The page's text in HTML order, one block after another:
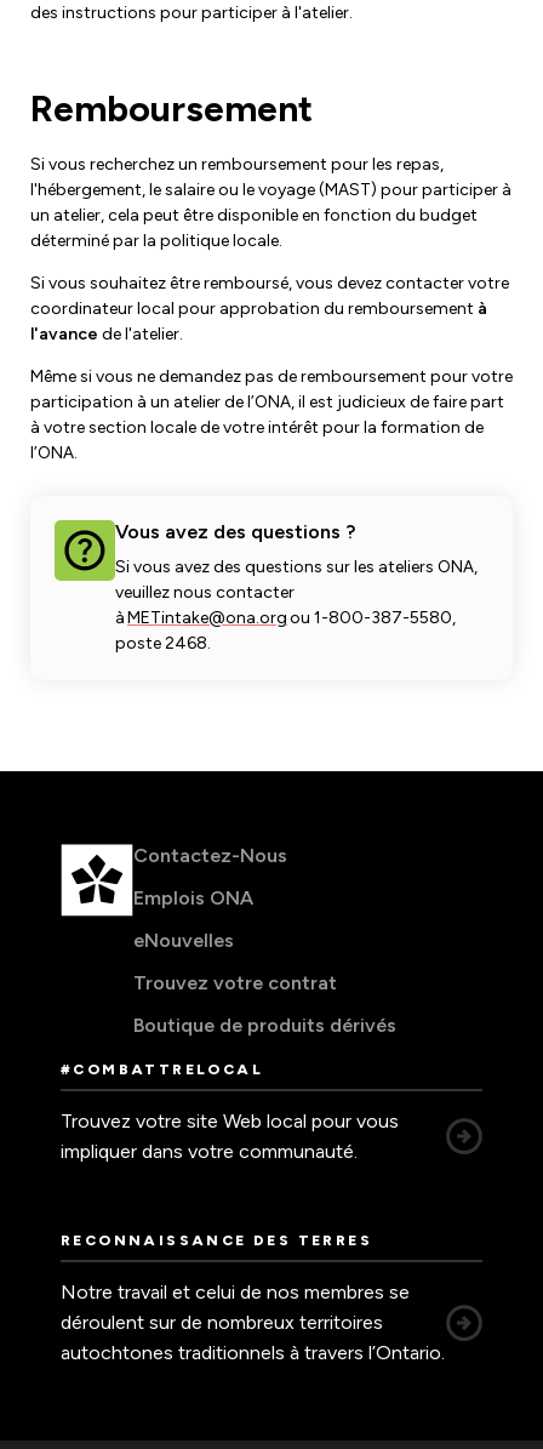
des instructions pour participer à l'atelier.
Remboursement
Si vous recherchez un remboursement pour les repas,
l'hébergement, le salaire ou le voyage (MAST) pour participer à
un atelier, cela peut être disponible en fonction du budget
déterminé par la politique locale.
Si vous souhaitez être remboursé, vous devez contacter votre
coordinateur local pour approbation du remboursement à
l'avance de l'atelier.
Même si vous ne demandez pas de remboursement pour votre
participation à un atelier de l’ONA, il est judicieux de faire part
à votre section locale de votre intérêt pour la formation de
l’ONA.
Vous avez des questions ?
Si vous avez des questions sur les ateliers ONA,
veuillez nous contacter
àMETintake@ona.orgou 1-800-387-5580,
poste 2468.
Contactez-Nous
Emplois ONA
eNouvelles
Trouvez votre contrat
Boutique de produits dérivés
#COMBATTRELOCAL
Trouvez votre site Web local pour vous
impliquer dans votre communauté.
RECONNAISSANCE DES TERRES
Notre travail et celui de nos membres se
déroulent sur de nombreux territoires
autochtones traditionnels à travers l’Ontario.